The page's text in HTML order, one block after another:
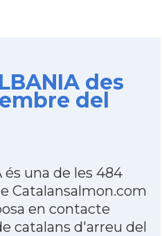
des
del
és una de les 484
Catalansalmon.com
en contacte
catalans d'arreu del